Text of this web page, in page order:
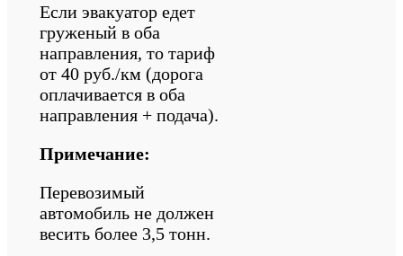
Если эвакуатор едет
груженый в оба
направления, то тариф
от 40 руб./км (дорога
оплачивается в оба
направления + подача).
Примечание:
Перевозимый
автомобиль не должен
весить более 3,5 тонн.